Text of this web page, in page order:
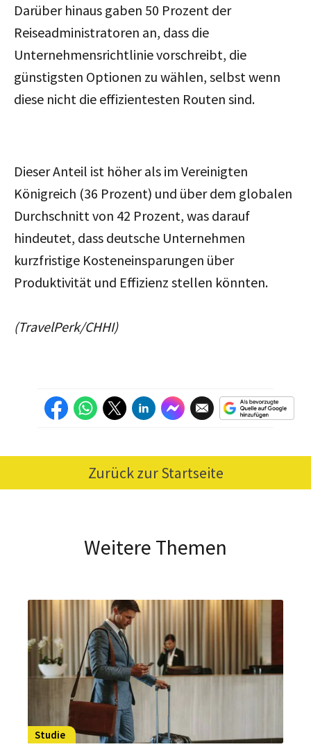
Darüber hinaus gaben 50 Prozent der
Reiseadministratoren an, dass die
Unternehmensrichtlinie vorschreibt, die
günstigsten Optionen zu wählen, selbst wenn
diese nicht die effizientesten Routen sind.
Dieser Anteil ist höher als im Vereinigten
Königreich (36 Prozent) und über dem globalen
Durchschnitt von 42 Prozent, was darauf
hindeutet, dass deutsche Unternehmen
kurzfristige Kosteneinsparungen über
Produktivität und Effizienz stellen könnten.
(TravelPerk/CHHI)
Zurück zur Startseite
Weitere Themen
Studie